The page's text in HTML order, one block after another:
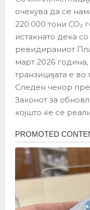
очекува да се
220.000 тони
истакнато дека
ревидираниот
март 2026
транзицијата е
Следен чекор
Законот за
којшто ќе се